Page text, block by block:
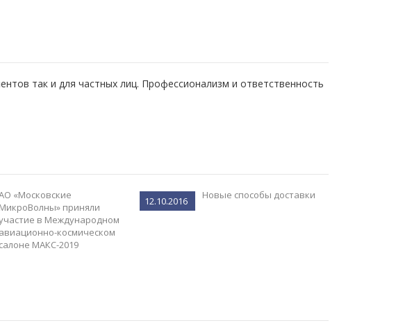
так и для частных лиц. Профессионализм и ответственность
«Московские
МикроВолны» приняли
в Международном
авиационно-космическом
салоне МАКС-2019
12.10.2016 Новые способы доставки